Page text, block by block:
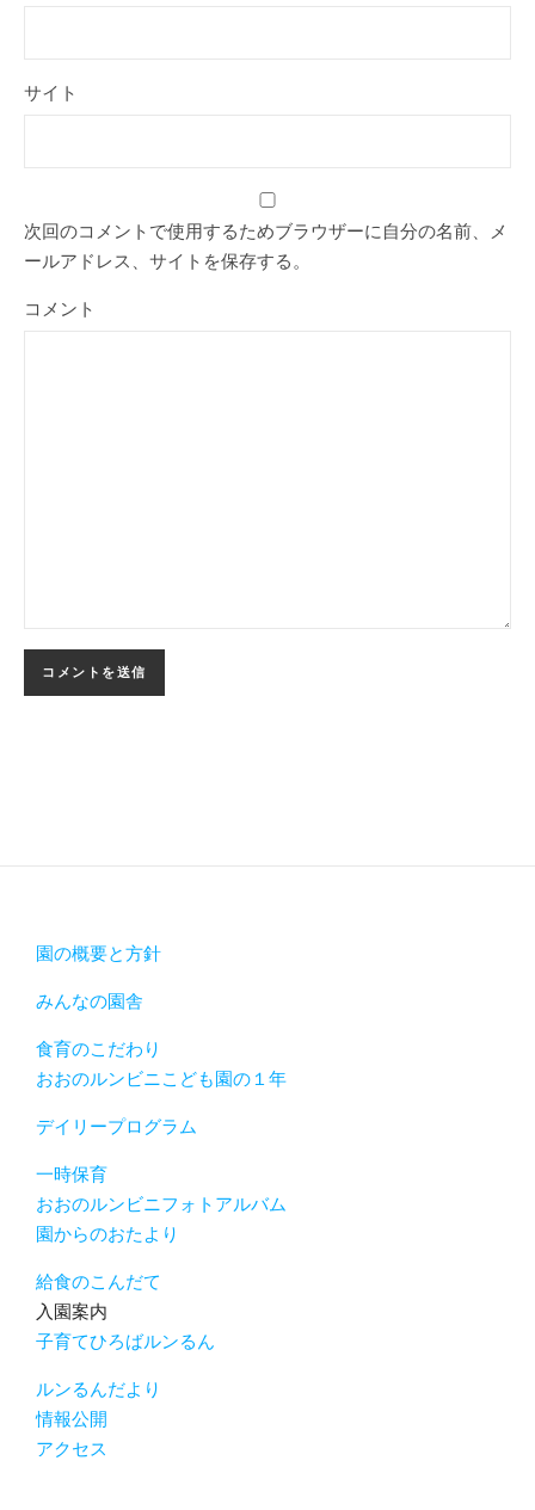
サイト
次回のコメントで使用するためブラウザーに自分の名前、メ
ールアドレス、サイトを保存する。
コメント
園の概要と方針
みんなの園舎
食育のこだわり
おおのルンビニこども園の１年
デイリープログラム
一時保育
おおのルンビニフォトアルバム
園からのおたより
給食のこんだて
入園案内
子育てひろばルンるん
ルンるんだより
情報公開
アクセス